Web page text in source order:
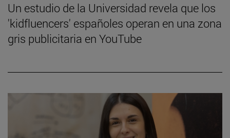
Un estudio de la Universidad revela que los
'kidfluencers' españoles operan en una zona
gris publicitaria en YouTube